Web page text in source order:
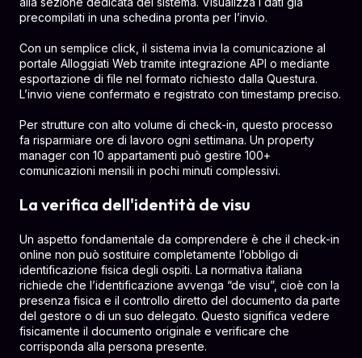
precompilati in una schedina pronta per l’invio.
Con un semplice click, il sistema invia la comunicazione al
portale Alloggiati Web tramite integrazione API o mediante
esportazione di file nel formato richiesto dalla Questura.
L’invio viene confermato e registrato con timestamp preciso.
Per strutture con alto volume di check-in, questo processo
fa risparmiare ore di lavoro ogni settimana. Un property
manager con 10 appartamenti può gestire 100+
comunicazioni mensili in pochi minuti complessivi.
La verifica dell'identità de visu
Un aspetto fondamentale da comprendere è che il check-in
online non può sostituire completamente l’obbligo di
identificazione fisica degli ospiti. La normativa italiana
richiede che l’identificazione avvenga “de visu”, cioè con la
presenza fisica e il controllo diretto del documento da parte
del gestore o di un suo delegato. Questo significa vedere
fisicamente il documento originale e verificare che
corrisponda alla persona presente.